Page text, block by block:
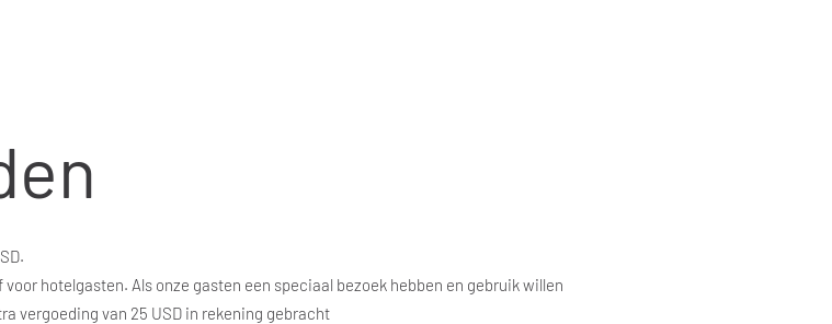
hotelgasten. Als onze gasten een speciaal bezoek hebben en gebruik willen
vergoeding van 25 USD in rekening gebracht